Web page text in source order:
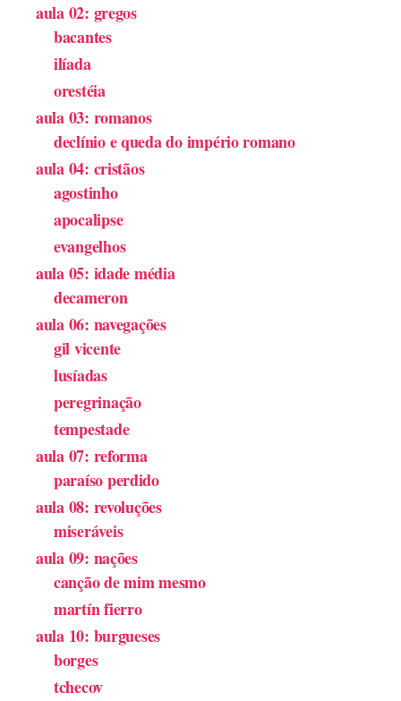
aula 02: gregos
bacantes
ilíada
orestéia
aula 03: romanos
declínio e queda do império romano
aula 04: cristãos
agostinho
apocalipse
evangelhos
aula 05: idade média
decameron
aula 06: navegações
gil vicente
lusíadas
peregrinação
tempestade
aula 07: reforma
paraíso perdido
aula 08: revoluções
miseráveis
aula 09: nações
canção de mim mesmo
martín fierro
aula 10: burgueses
borges
tchecov